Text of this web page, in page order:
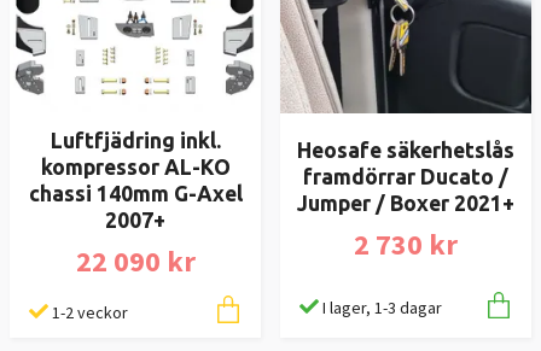
Luftfjädring inkl.
kompressor AL-KO
chassi 140mm G-Axel
2007+
22 090 kr
1-2 veckor
Heosafe säkerhetslås
framdörrar Ducato /
Jumper / Boxer 2021+
2 730 kr
I lager, 1-3 dagar